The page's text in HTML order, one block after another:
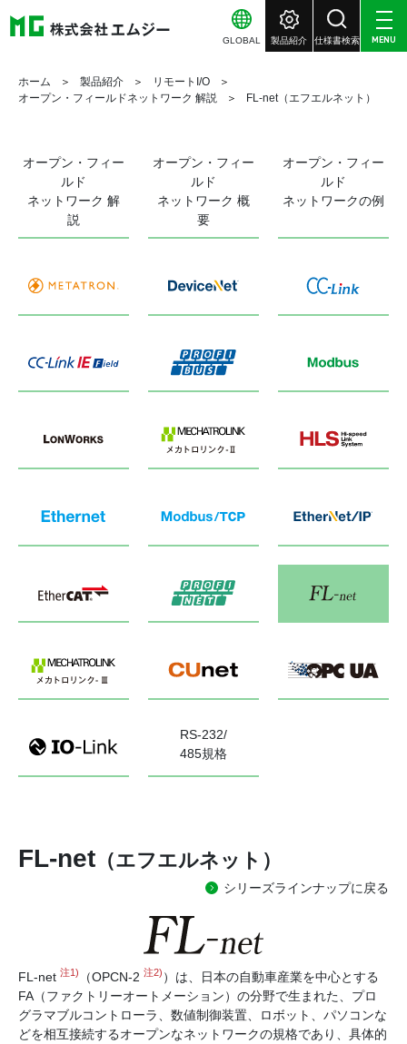
GLOBAL 製品紹介 仕様書検索 MENU
ホーム 製品紹介
リモートI/O
オープン・フィールドネットワーク 解説
FL-net（エフエルネット）
オープン・フィー
ルド
ネットワーク 解
説
オープン・フィー
ルド
ネットワーク 概
要
オープン・フィー
ルド
ネットワークの例
RS-232/
485規格
FL-net （エフエルネット）
シリーズラインナップに戻る
FL-net 注1) （OPCN-2 注2) ）は、日本の自動車産業を中心とする
FA（ファクトリーオートメーション）の分野で生まれた、プロ
グラマブルコントローラ、数値制御装置、ロボット、パソコンな
どを相互接続するオープンなネットワークの規格であり、具体的